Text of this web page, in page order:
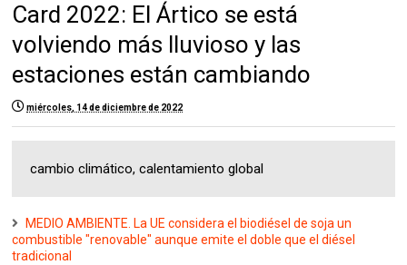
Card 2022: El Ártico se está
volviendo más lluvioso y las
estaciones están cambiando
miércoles, 14 de diciembre de 2022
cambio climático, calentamiento global
MEDIO AMBIENTE. La UE considera el biodiésel de soja un
combustible "renovable" aunque emite el doble que el diésel
tradicional